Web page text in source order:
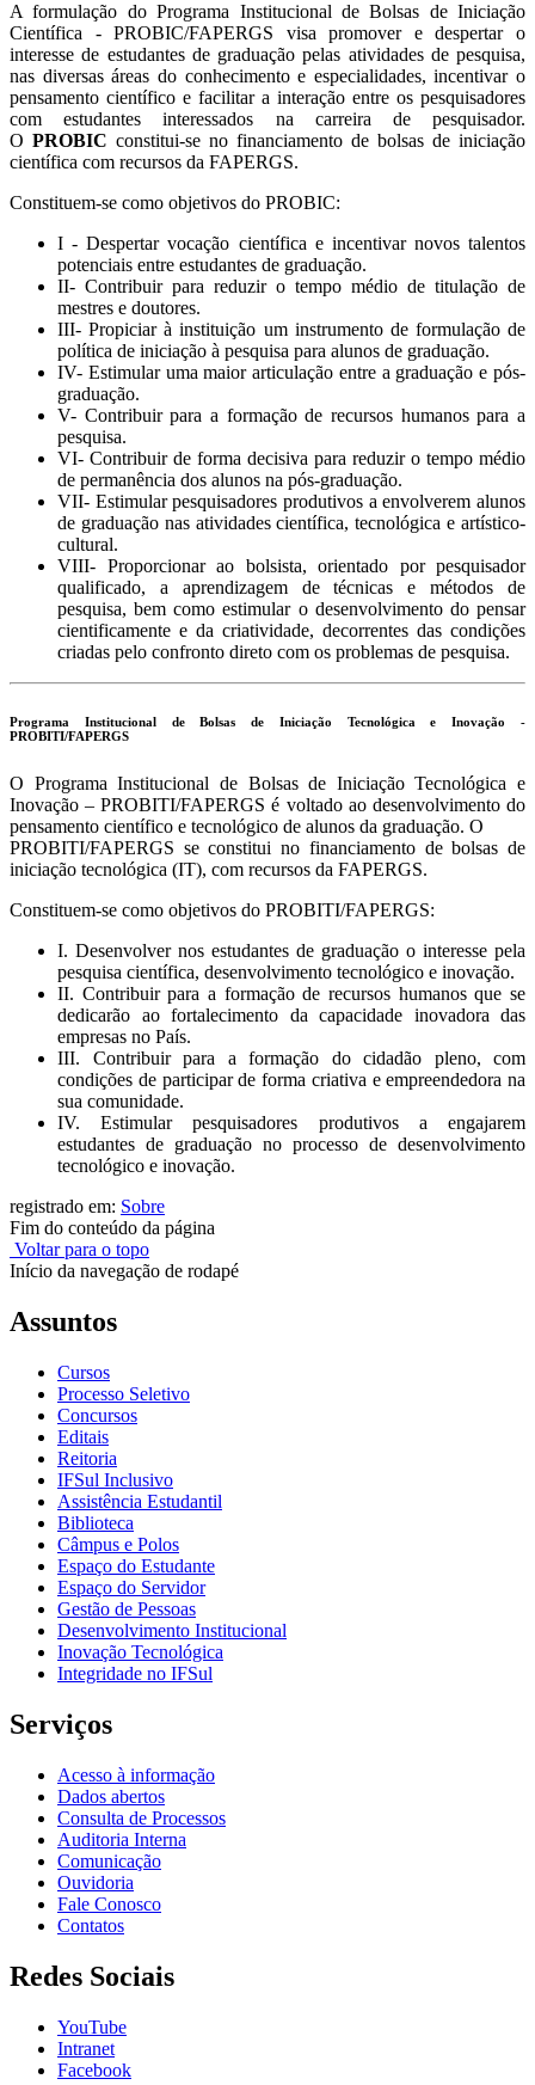
A formulação do Programa Institucional de Bolsas de Iniciação
Científica - PROBIC/FAPERGS visa promover e despertar o
interesse de estudantes de graduação pelas atividades de pesquisa,
nas diversas áreas do conhecimento e especialidades, incentivar o
pensamento científico e facilitar a interação entre os pesquisadores
com estudantes interessados na carreira de pesquisador.
O PROBIC constitui-se no financiamento de bolsas de iniciação
científica com recursos da FAPERGS.
Constituem-se como objetivos do PROBIC:
I - Despertar vocação científica e incentivar novos talentos
potenciais entre estudantes de graduação.
II- Contribuir para reduzir o tempo médio de titulação de
mestres e doutores.
III- Propiciar à instituição um instrumento de formulação de
política de iniciação à pesquisa para alunos de graduação.
IV- Estimular uma maior articulação entre a graduação e pós-
graduação.
V- Contribuir para a formação de recursos humanos para a
pesquisa.
VI- Contribuir de forma decisiva para reduzir o tempo médio
de permanência dos alunos na pós-graduação.
VII- Estimular pesquisadores produtivos a envolverem alunos
de graduação nas atividades científica, tecnológica e artístico-
cultural.
VIII- Proporcionar ao bolsista, orientado por pesquisador
qualificado, a aprendizagem de técnicas e métodos de
pesquisa, bem como estimular o desenvolvimento do pensar
cientificamente e da criatividade, decorrentes das condições
criadas pelo confronto direto com os problemas de pesquisa.
Programa Institucional de Bolsas de Iniciação Tecnológica e Inovação -
PROBITI/FAPERGS
O Programa Institucional de Bolsas de Iniciação Tecnológica e
Inovação – PROBITI/FAPERGS é voltado ao desenvolvimento do
pensamento científico e tecnológico de alunos da graduação. O
PROBITI/FAPERGS se constitui no financiamento de bolsas de
iniciação tecnológica (IT), com recursos da FAPERGS.
Constituem-se como objetivos do PROBITI/FAPERGS:
I. Desenvolver nos estudantes de graduação o interesse pela
pesquisa científica, desenvolvimento tecnológico e inovação.
II. Contribuir para a formação de recursos humanos que se
dedicarão ao fortalecimento da capacidade inovadora das
empresas no País.
III. Contribuir para a formação do cidadão pleno, com
condições de participar de forma criativa e empreendedora na
sua comunidade.
IV. Estimular pesquisadores produtivos a engajarem
estudantes de graduação no processo de desenvolvimento
tecnológico e inovação.
registrado em: Sobre
Fim do conteúdo da página
Voltar para o topo
Início da navegação de rodapé
Assuntos
Cursos
Processo Seletivo
Concursos
Editais
Reitoria
IFSul Inclusivo
Assistência Estudantil
Biblioteca
Câmpus e Polos
Espaço do Estudante
Espaço do Servidor
Gestão de Pessoas
Desenvolvimento Institucional
Inovação Tecnológica
Integridade no IFSul
Serviços
Acesso à informação
Dados abertos
Consulta de Processos
Auditoria Interna
Comunicação
Ouvidoria
Fale Conosco
Contatos
Redes Sociais
YouTube
Intranet
Facebook